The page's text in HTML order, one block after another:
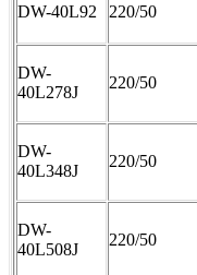
DW-40L92 220/50
DW-
40L278J
220/50
DW-
40L348J
220/50
DW-
40L508J
220/50